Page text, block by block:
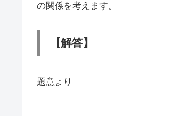
の関係を考えます。
【解答】
題意より